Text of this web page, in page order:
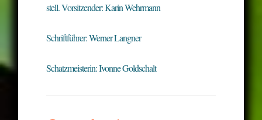
stell. Vorsitzender: Karin Wehrmann
Schriftführer: Werner Langner
Schatzmeisterin: Ivonne Goldschalt